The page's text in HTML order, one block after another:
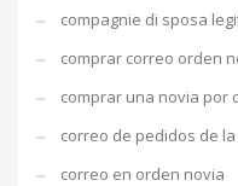
compagnie di sposa
comprar correo orden
comprar una novia por
correo de pedidos de
correo en orden novia